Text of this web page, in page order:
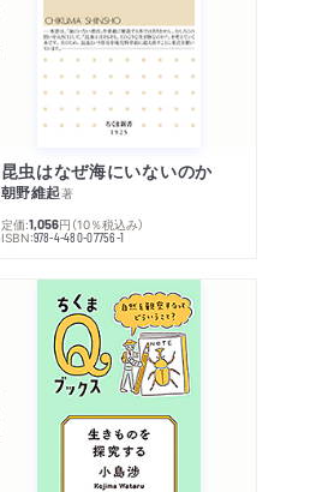
昆虫はなぜ海にいないのか
朝野維起著
定価:1,056円 （10％税込み）
ISBN:978-4-480-07756-1